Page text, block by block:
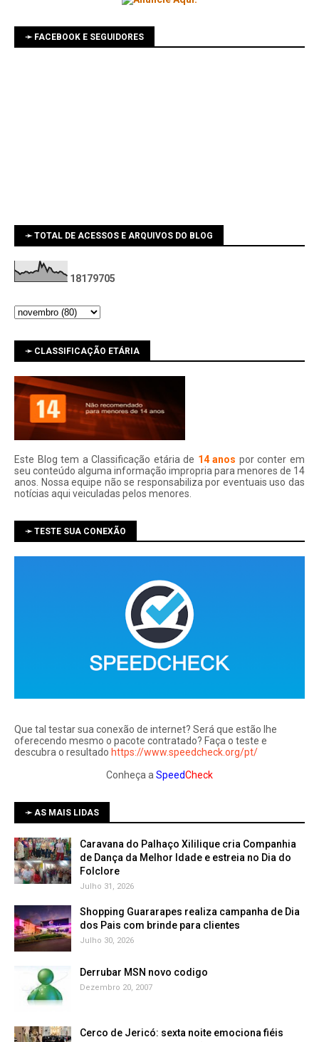
➛ FACEBOOK E SEGUIDORES
➛ TOTAL DE ACESSOS E ARQUIVOS DO BLOG
1 81 79705
➛ CLASSIFICAÇÃO ETÁRIA
Este Blog tem a Classificação etária de 14 anos por conter em
seu conteúdo alguma informação impropria para menores de 14
anos. Nossa equipe não se responsabiliza por eventuais uso das
notí­cias aqui veiculadas pelos menores.
➛ TESTE SUA CONEXÃO
Que tal testar sua conexão de internet? Será que estão lhe
oferecendo mesmo o pacote contratado? Faça o teste e
descubra o resultado https://www.speedcheck.org/pt/
Conheça a SpeedCheck
➛ AS MAIS LIDAS
Caravana do Palhaço Xililique cria Companhia
de Dança da Melhor Idade e estreia no Dia do
Folclore
Julho 31, 2026
Shopping Guararapes realiza campanha de Dia
dos Pais com brinde para clientes
Julho 30, 2026
Derrubar MSN novo codigo
Dezembro 20, 2007
Cerco de Jericó: sexta noite emociona fiéis